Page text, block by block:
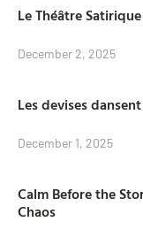
Le Théâtre
December 2, 2025
Les devises
December 1, 2025
Calm Before the
Chaos